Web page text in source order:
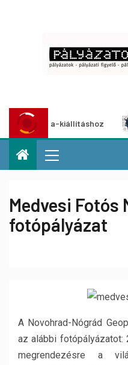
kiállításhoz
Medvesi Fotós
fotópályázat
A Novohrad-Nógrád
az alábbi fotópályázatot:
megrendezésre a